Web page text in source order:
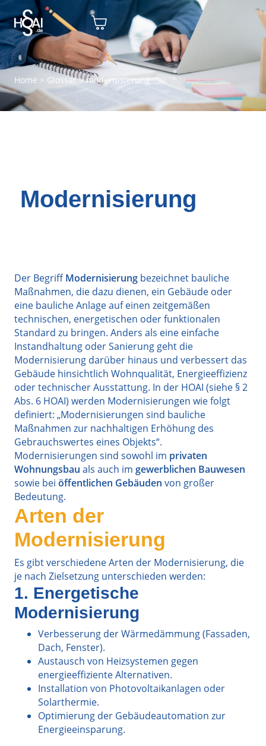
Home > Glossar>modernisierung
Modernisierung
Der BegriffModernisierung bezeichnet bauliche
Maßnahmen, die dazu dienen, ein Gebäude oder
eine bauliche Anlage auf einen zeitgemäßen
technischen, energetischen oder funktionalen
Standard zu bringen. Anders als eine einfache
Instandhaltung oder Sanierung geht die
Modernisierung darüber hinaus und verbessert das
Gebäude hinsichtlich Wohnqualität, Energieeffizienz
oder technischer Ausstattung. In der HOAI (siehe § 2
Abs. 6 HOAI) werden Modernisierungen wie folgt
definiert: „Modernisierungen sind bauliche
Maßnahmen zur nachhaltigen Erhöhung des
Gebrauchswertes eines Objekts“.
Modernisierungen sind sowohl im privaten
Wohnungsbau als auch im gewerblichen Bauwesen
sowie bei öffentlichen Gebäuden von großer
Bedeutung.
Arten der
Modernisierung
Es gibt verschiedene Arten der Modernisierung, die
je nach Zielsetzung unterschieden werden:
1. Energetische
Modernisierung
Verbesserung der Wärmedämmung (Fassaden,
Dach, Fenster).
Austausch von Heizsystemen gegen
energieeffiziente Alternativen.
Installation von Photovoltaikanlagen oder
Solarthermie.
Optimierung der Gebäudeautomation zur
Energieeinsparung.